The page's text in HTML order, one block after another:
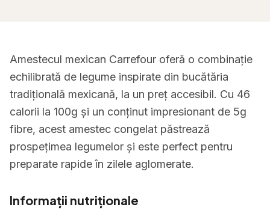
Amestecul mexican Carrefour oferă o combinație
echilibrată de legume inspirate din bucătăria
tradițională mexicană, la un preț accesibil. Cu 46
calorii la 100g și un conținut impresionant de 5g
fibre, acest amestec congelat păstrează
prospețimea legumelor și este perfect pentru
preparate rapide în zilele aglomerate.
Informații nutriționale